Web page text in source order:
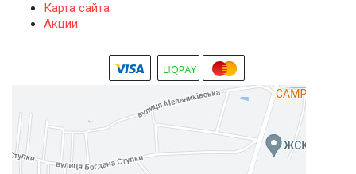
Карта сайта
Акции